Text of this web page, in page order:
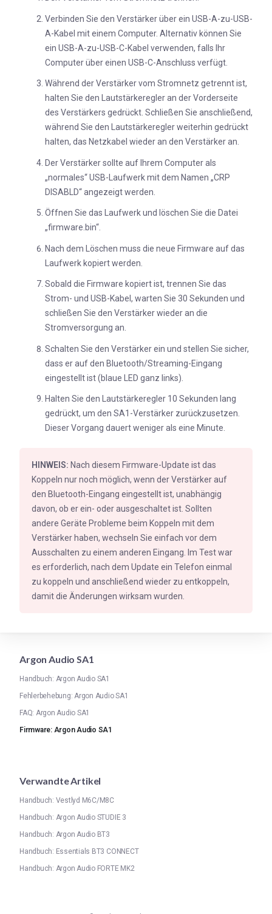
Verbinden Sie den Verstärker über ein USB-A-zu-USB-
A-Kabel mit einem Computer. Alternativ können Sie
ein USB-A-zu-USB-C-Kabel verwenden, falls Ihr
Computer über einen USB-C-Anschluss verfügt.
Während der Verstärker vom Stromnetz getrennt ist,
halten Sie den Lautstärkeregler an der Vorderseite
des Verstärkers gedrückt. Schließen Sie anschließend,
während Sie den Lautstärkeregler weiterhin gedrückt
halten, das Netzkabel wieder an den Verstärker an.
Der Verstärker sollte auf Ihrem Computer als
„normales“ USB-Laufwerk mit dem Namen „CRP
DISABLD“ angezeigt werden.
Öffnen Sie das Laufwerk und löschen Sie die Datei
„firmware.bin“.
Nach dem Löschen muss die neue Firmware auf das
Laufwerk kopiert werden.
Sobald die Firmware kopiert ist, trennen Sie das
Strom- und USB-Kabel, warten Sie 30 Sekunden und
schließen Sie den Verstärker wieder an die
Stromversorgung an.
Schalten Sie den Verstärker ein und stellen Sie sicher,
dass er auf den Bluetooth/Streaming-Eingang
eingestellt ist (blaue LED ganz links).
Halten Sie den Lautstärkeregler 10 Sekunden lang
gedrückt, um den SA1-Verstärker zurückzusetzen.
Dieser Vorgang dauert weniger als eine Minute.
HINWEIS: Nach diesem Firmware-Update ist das
Koppeln nur noch möglich, wenn der Verstärker auf
den Bluetooth-Eingang eingestellt ist, unabhängig
davon, ob er ein- oder ausgeschaltet ist. Sollten
andere Geräte Probleme beim Koppeln mit dem
Verstärker haben, wechseln Sie einfach vor dem
Ausschalten zu einem anderen Eingang. Im Test war
es erforderlich, nach dem Update ein Telefon einmal
zu koppeln und anschließend wieder zu entkoppeln,
damit die Änderungen wirksam wurden.
Argon Audio SA1
Handbuch: Argon Audio SA1
Fehlerbehebung: Argon Audio SA1
FAQ: Argon Audio SA1
Firmware: Argon Audio SA1
Verwandte Artikel
Handbuch: Vestlyd M6C/M8C
Handbuch: Argon Audio STUDIE 3
Handbuch: Argon Audio BT3
Handbuch: Essentials BT3 CONNECT
Handbuch: Argon Audio FORTE MK2